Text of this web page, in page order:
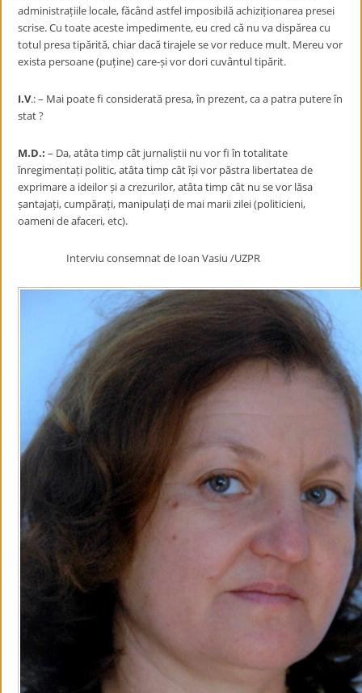
administrațiile locale, făcând astfel imposibilă achiziționarea presei
scrise. Cu toate aceste impedimente, eu cred că nu va dispărea cu
totul presa tipărită, chiar dacă tirajele se vor reduce mult. Mereu vor
exista persoane (puține) care-și vor dori cuvântul tipărit.
I.V.: – Mai poate fi considerată presa, în prezent, ca a patra putere în
stat ?
M.D.: – Da, atâta timp cât jurnaliștii nu vor fi în totalitate
înregimentați politic, atâta timp cât își vor păstra libertatea de
exprimare a ideilor și a crezurilor, atâta timp cât nu se vor lăsa
șantajați, cumpărați, manipulați de mai marii zilei (politicieni,
oameni de afaceri, etc).
Interviu consemnat de Ioan Vasiu /UZPR